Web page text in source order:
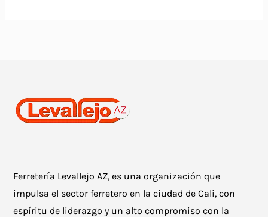
Ferretería Levallejo AZ, es una organización que
impulsa el sector ferretero en la ciudad de Cali, con
espíritu de liderazgo y un alto compromiso con la